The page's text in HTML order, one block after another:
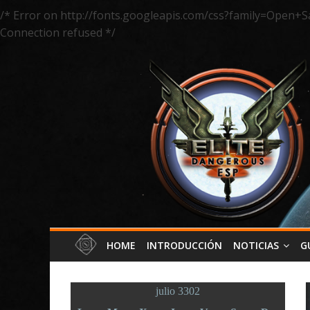
/* Error on http://fonts.googleapis.com/
Connection refused */
HOME INTRODUCCIÓN NOTICIAS
julio 3302